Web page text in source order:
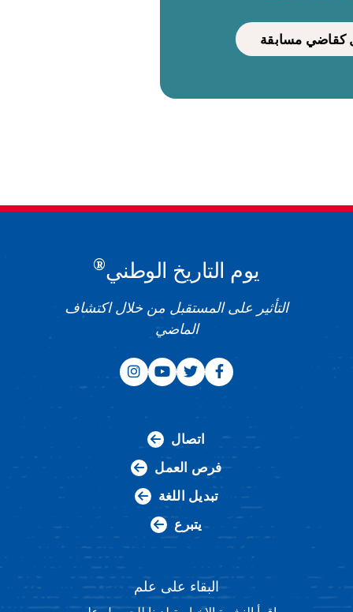
مسابقة
يوم التاريخ الوطني®
التأثير على المستقبل من خلال اكتشاف
الماضي
اتصال
فرص العمل
تبديل اللغة
يتبرع
البقاء على علم